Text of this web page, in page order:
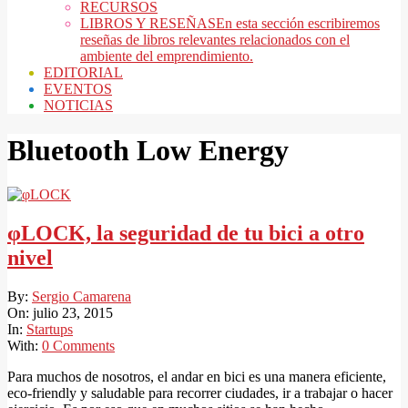
RECURSOS
LIBROS Y RESEÑASEn esta sección escribiremos
reseñas de libros relevantes relacionados con el
ambiente del emprendimiento.
EDITORIAL
EVENTOS
NOTICIAS
Bluetooth Low Energy
φLOCK, la seguridad de tu bici a otro
nivel
2015-
07-
23
By: Sergio Camarena
On: julio 23, 2015
In: Startups
With: 0 Comments
Para muchos de nosotros, el andar en bici es una manera eficiente,
eco-friendly y saludable para recorrer ciudades, ir a trabajar o hacer